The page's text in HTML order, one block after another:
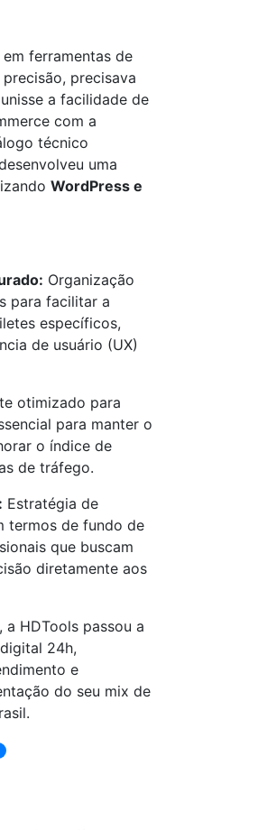
ferramentas de
precisava
a facilidade de
com a
técnico
uma
WordPress e
Organização
para facilitar a
específicos,
de usuário (UX)
otimizado para
para manter o
o índice de
de tráfego.
Estratégia de
termos de fundo de
que buscam
diretamente aos
HDTools passou a
24h,
e
do seu mix de